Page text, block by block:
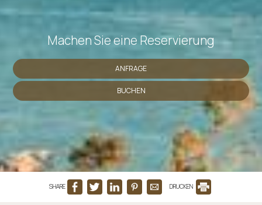
Machen Sie eine Reservierung
ANFRAGE
BUCHEN
SHARE DRUCKEN